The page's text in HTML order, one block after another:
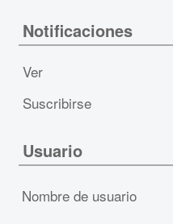
Notificaciones
Ver
Suscribirse
Usuario
Nombre de usuario